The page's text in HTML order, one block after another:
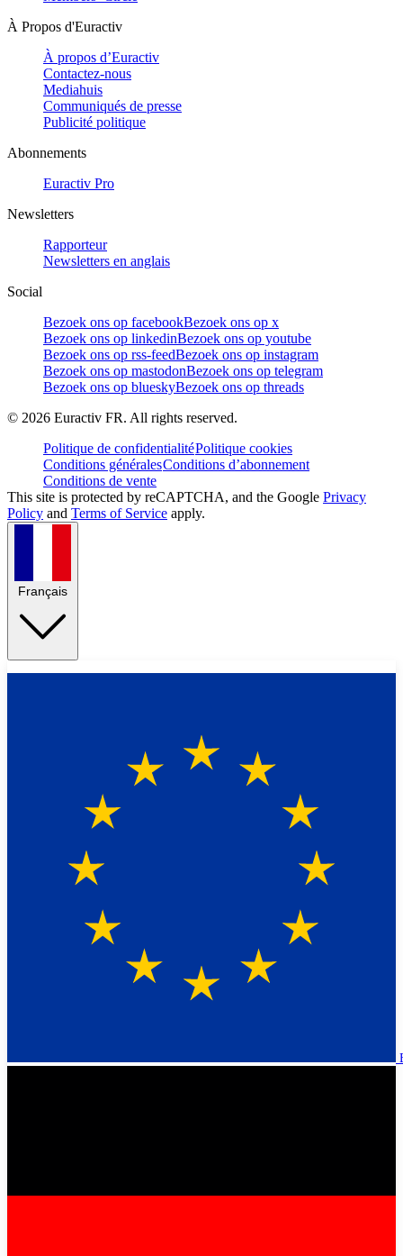
À Propos d'Euractiv
À propos d’Euractiv
Contactez-nous
Mediahuis
Communiqués de presse
Publicité politique
Abonnements
Euractiv Pro
Newsletters
Rapporteur
Newsletters en anglais
Social
Bezoek ons op facebookBezoek ons op x
Bezoek ons op linkedinBezoek ons op youtube
Bezoek ons op rss-feedBezoek ons op instagram
Bezoek ons op mastodonBezoek ons op telegram
Bezoek ons op blueskyBezoek ons op threads
© 2026 Euractiv FR. All rights reserved.
Politique de confidentialitéPolitique cookies
Conditions généralesConditions d’abonnement
Conditions de vente
This site is protected by reCAPTCHA, and the Google Privacy
Policy and Terms of Service apply.
Français